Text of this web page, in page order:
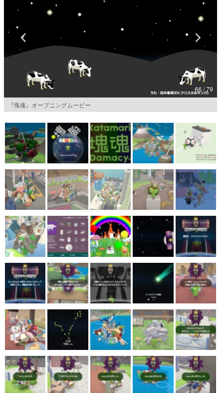
女性向け
アプリレビュー
その他
電ファミニコゲーマーとは？
運営：株式会社マレ
66 / 79
『塊魂』オープニングムービー